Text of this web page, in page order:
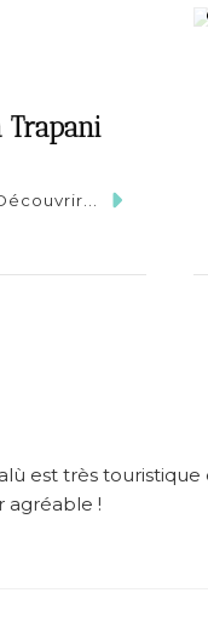
Trapani
est très
agréable !